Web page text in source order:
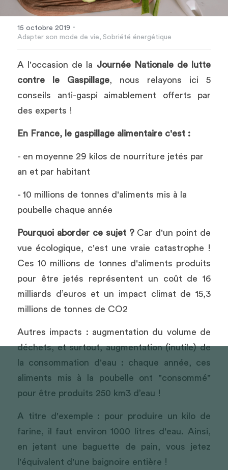
15 octobre 2019 ·
Adapter son mode de vie, Sobriété énergétique
A l'occasion de la Journée Nationale de lutte
contre le Gaspillage, nous relayons ici 5
conseils anti-gaspi aimablement offerts par
des experts !
En France, le gaspillage alimentaire c'est :
- en moyenne 29 kilos de nourriture jetés par
an et par habitant
- 10 millions de tonnes d'aliments mis à la
poubelle chaque année
Pourquoi aborder ce sujet ? Car d'un point de
vue écologique, c'est une vraie catastrophe !
Ces 10 millions de tonnes d'aliments produits
pour être jetés représentent un coût de 16
milliards d’euros et un impact climat de 15,3
millions de tonnes de CO2
Autres impacts : augmentation du volume de
déchets, et surtout, augmentation (inutile) de
la consommation d'eau : chaque année, ces
aliments mis à la poubelle ont "consommé"
pour être produits 250 km3 d’eau !
A titre d'exemple : pour produire un kilo de
farine, il faut environ 1000 litres d'eau. Ainsi,
en jetant une baguette de pain, vous jetez
l'équivalent d'une baignoire entière !